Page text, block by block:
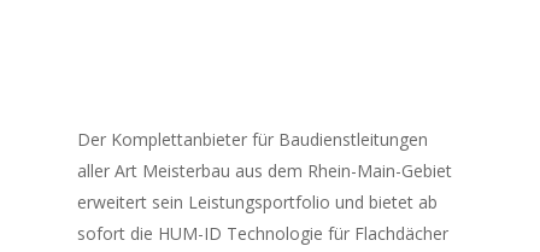
Der Komplettanbieter für Baudienstleitungen
aller Art Meisterbau aus dem Rhein-Main-Gebiet
erweitert sein Leistungsportfolio und bietet ab
sofort die HUM-ID Technologie für Flachdächer